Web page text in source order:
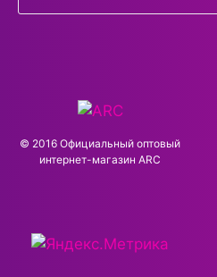
© 2016 Официальный оптовый
интернeт-магазин ARC